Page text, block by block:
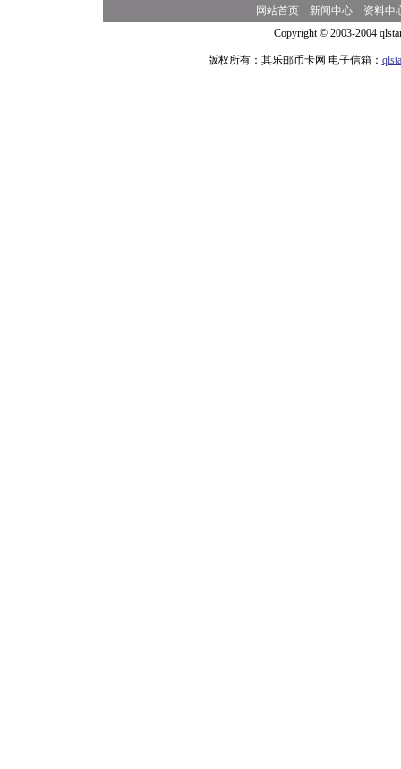
网站首页 新闻中心
资料中
Copyright © 2003-2004
版权所有：其乐邮币卡网 电子信箱：